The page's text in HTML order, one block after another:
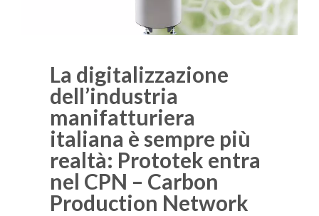
La digitalizzazione
dell’industria
manifatturiera
italiana è sempre più
realtà: Prototek entra
nel CPN – Carbon
Production Network